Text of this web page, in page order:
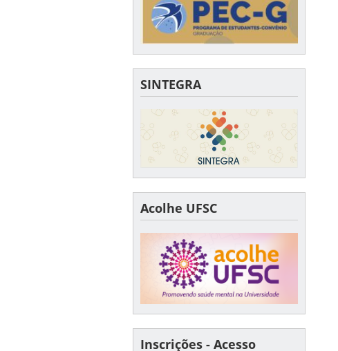
SINTEGRA
Acolhe UFSC
Inscrições - Acesso